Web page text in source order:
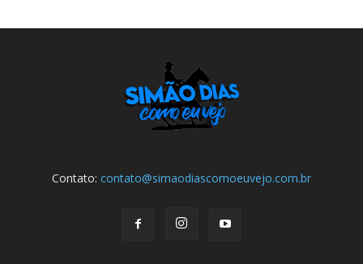
Contato: contato@simaodiascomoeuvejo.com.br